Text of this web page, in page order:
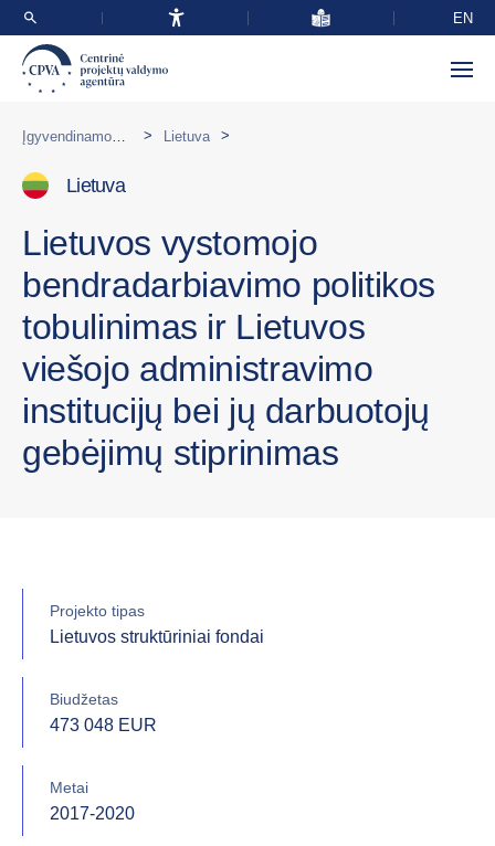
EN
> Lietuva >
Lietuva
Lietuvos vystomojo
bendradarbiavimo politikos
tobulinimas ir Lietuvos
viešojo administravimo
institucijų bei jų darbuotojų
gebėjimų stiprinimas
Projekto tipas
Lietuvos struktūriniai fondai
Biudžetas
473 048 EUR
Metai
2017-2020